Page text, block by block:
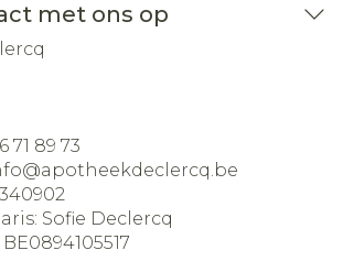
met ons op
71 89 73
apotheekdeclercq.be
340902
Sofie Declercq
BE0894105517